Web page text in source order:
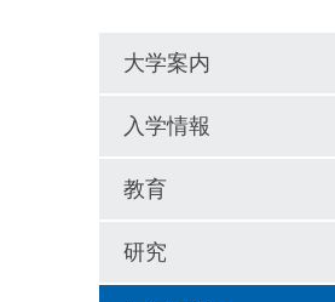
大学案内
入学情報
教育
研究